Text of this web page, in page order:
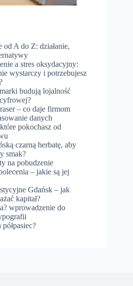
od A do Z: działanie,
a stres oksydacyjny:
wystarczy i potrzebujesz
budują lojalność
– co daje firmom
danych
pokochasz od
czarną herbatę, aby
smak?
na pobudzenie
– jakie są jej
Gdańsk – jak
kapitał?
wprowadzenie do